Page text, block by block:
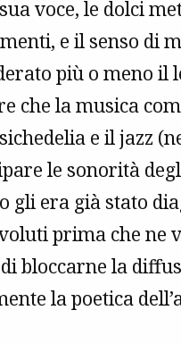
voce, le dolci
e il senso di
più o meno il
la musica
e il jazz
le sonorità
gli era già stato
prima che ne
bloccarne la
la poetica